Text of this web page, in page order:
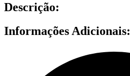
Descrição:
Informações Adicionais: